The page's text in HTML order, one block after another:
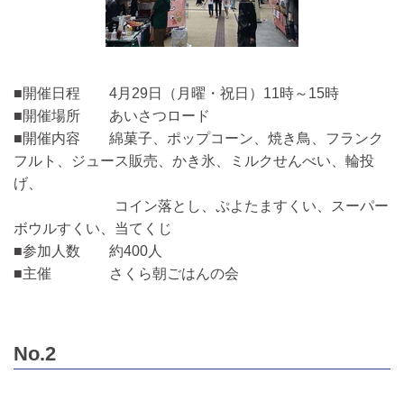
■開催日程 4月29日（月曜・祝日）11時～15時
■開催場所 あいさつロード
■開催内容 綿菓子、ポップコーン、焼き鳥、フランク
フルト、ジュース販売、かき氷、ミルクせんべい、輪投
げ、
コイン落とし、ぷよたますくい、スーパー
ボウルすくい、当てくじ
■参加人数 約400人
■主催 さくら朝ごはんの会
No.2